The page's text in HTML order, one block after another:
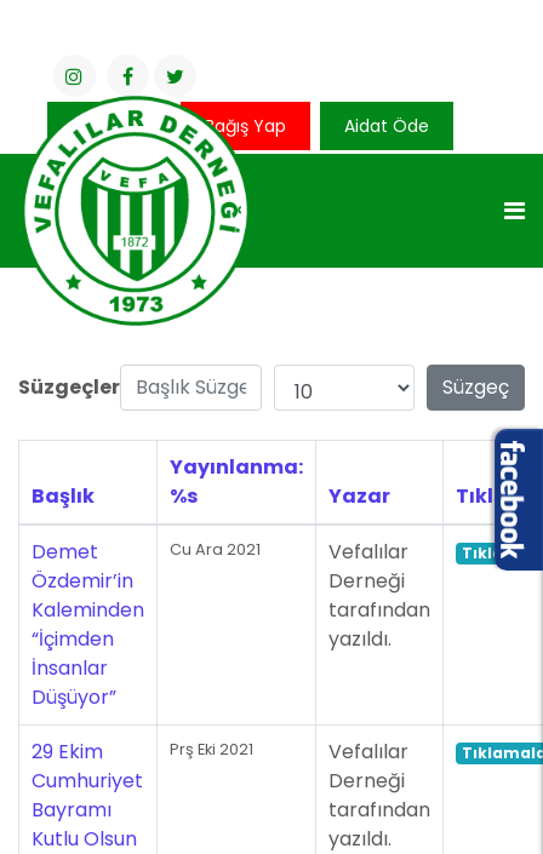
Üye Girişi Bağış Yap Aidat Öde
SüzgeçlerBaşlık Süzgeci Görüntüleme SayısıSüzgeç
Başlık
Yayınlanma:
%s
Yazar
Demet
Özdemir’in
Kaleminden
“İçimden
İnsanlar
Düşüyor”
Cu Ara 2021
Vefalılar
Derneği
tarafından
yazıldı.
29 Ekim
Cumhuriyet
Bayramı
Kutlu Olsun
Prş Eki 2021
Vefalılar
Derneği
tarafından
yazıldı.